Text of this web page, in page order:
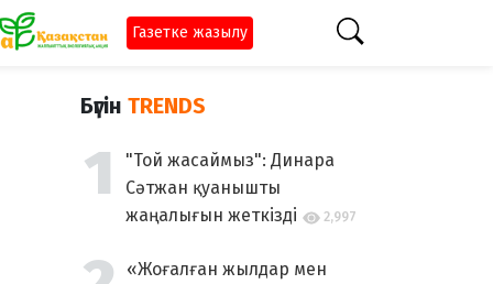
Газетке жазылу
Бүгін TRENDS
"Той жасаймыз": Динара
Сәтжан қуанышты
жаңалығын жеткізді
2,997
«Жоғалған жылдар мен